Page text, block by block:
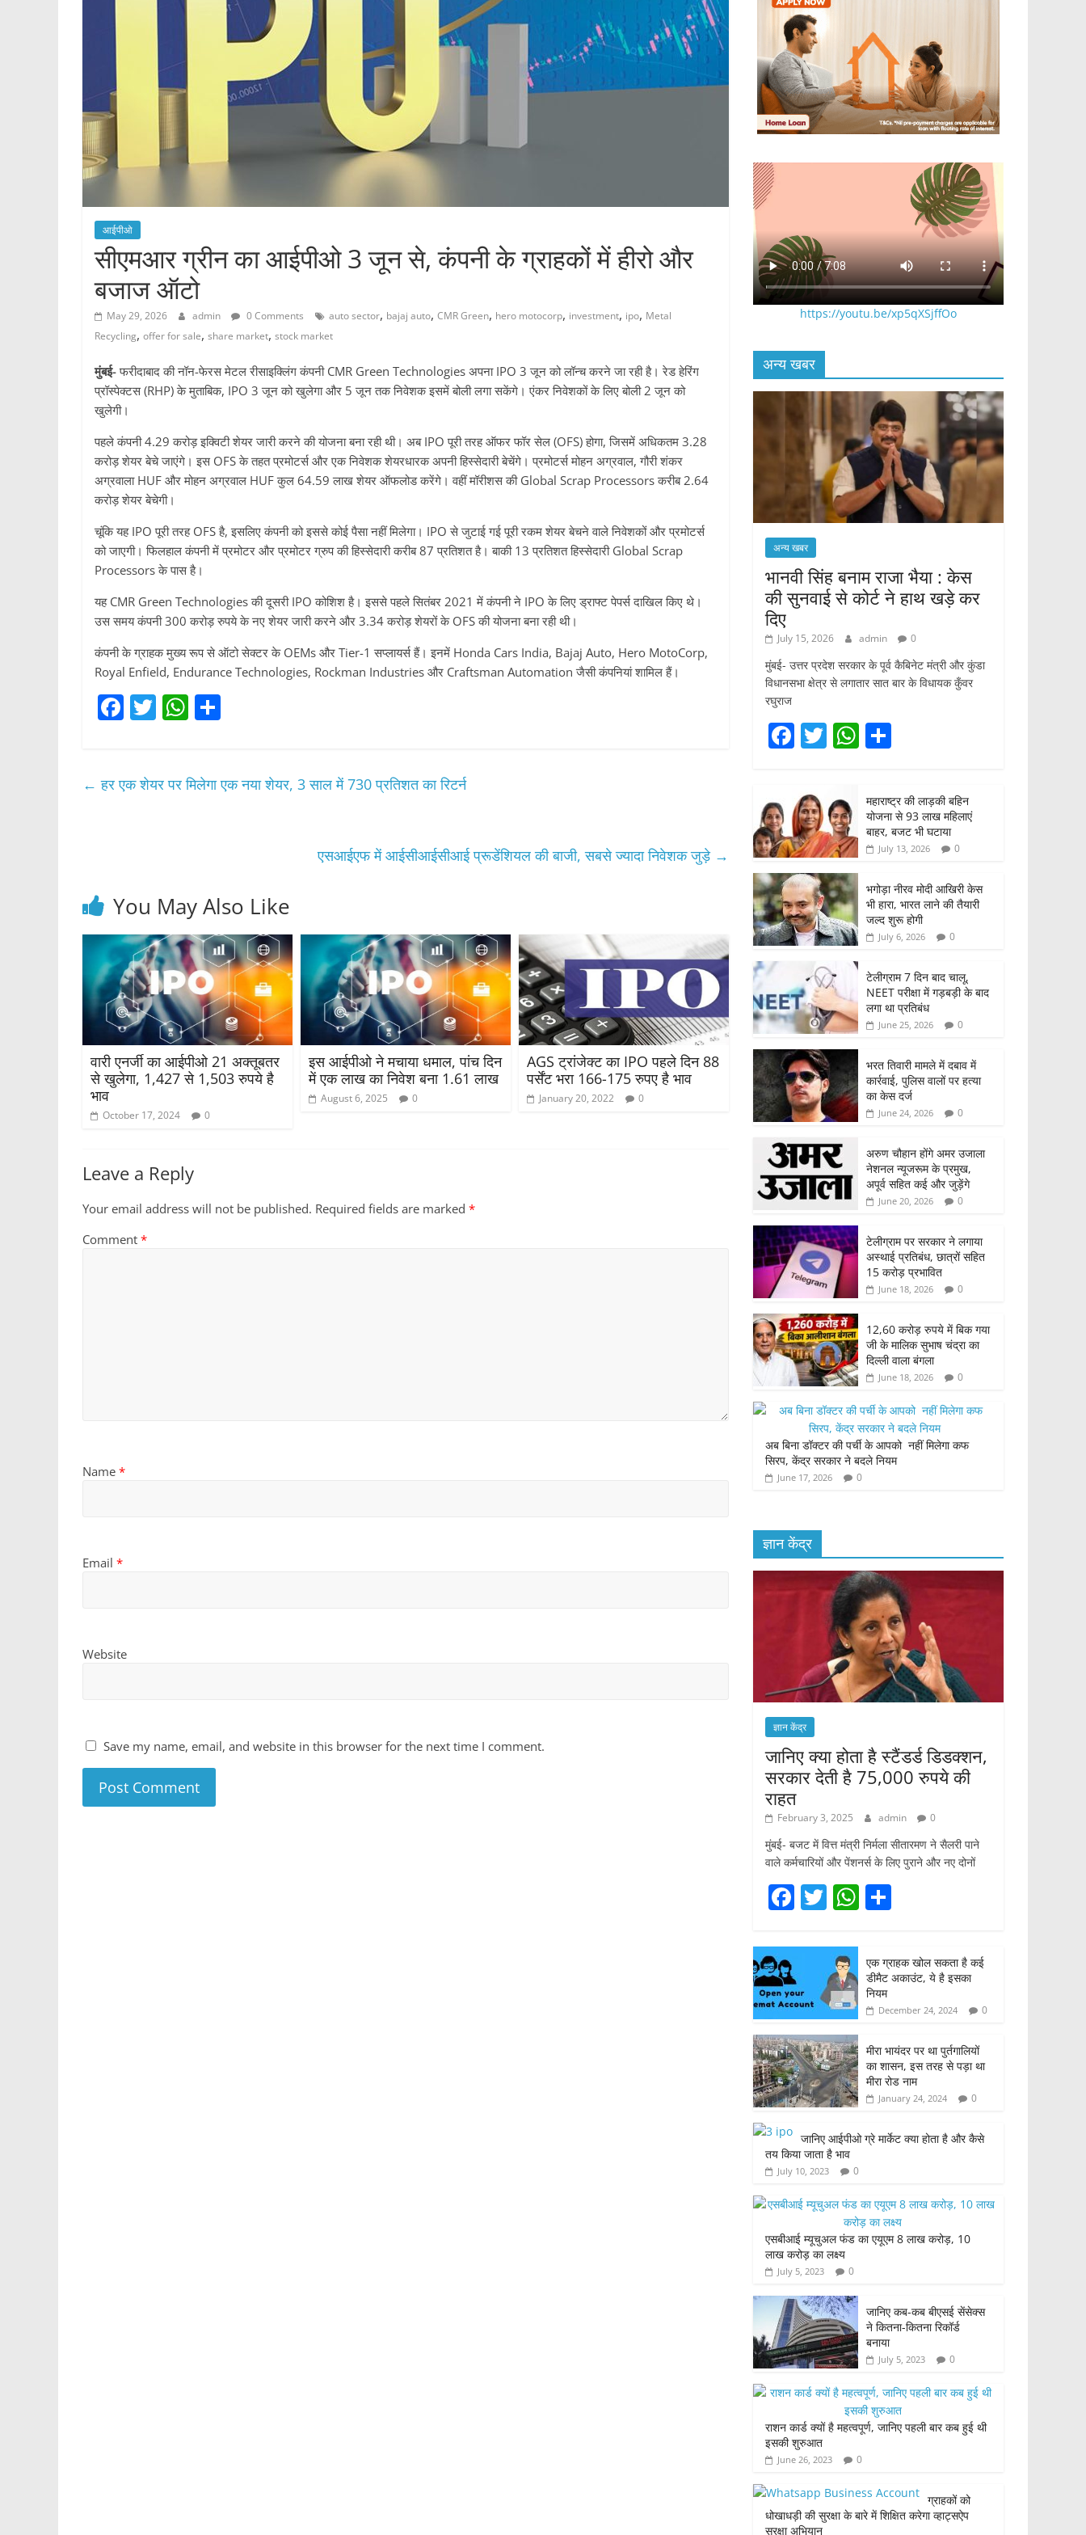
आईपीओ
सीएमआर ग्रीन का आईपीओ 3 जून से, कंपनी के ग्राहकों में हीरो और
बजाज ऑटो
May 29, 2026 admin 0 Comments auto sector, bajaj auto, CMR Green, hero motocorp, investment, ipo, Metal
Recycling, offer for sale, share market, stock market
मुंबई-फरीदाबाद की नॉन-फेरस मेटल रीसाइक्लिंग कंपनी CMR Green Technologies अपना IPO 3 जून को लॉन्च करने जा रही है। रेड हेरिंग
प्रॉस्पेक्टस (RHP) के मुताबिक, IPO 3 जून को खुलेगा और 5 जून तक निवेशक इसमें बोली लगा सकेंगे। एंकर निवेशकों के लिए बोली 2 जून को
खुलेगी।
पहले कंपनी 4.29 करोड़ इक्विटी शेयर जारी करने की योजना बना रही थी। अब IPO पूरी तरह ऑफर फॉर सेल (OFS) होगा, जिसमें अधिकतम 3.28
करोड़ शेयर बेचे जाएंगे। इस OFS के तहत प्रमोटर्स और एक निवेशक शेयरधारक अपनी हिस्सेदारी बेचेंगे। प्रमोटर्स मोहन अग्रवाल, गौरी शंकर
अग्रवाला HUF और मोहन अग्रवाल HUF कुल 64.59 लाख शेयर ऑफलोड करेंगे। वहीं मॉरीशस की Global Scrap Processors करीब 2.64
करोड़ शेयर बेचेगी।
चूंकि यह IPO पूरी तरह OFS है, इसलिए कंपनी को इससे कोई पैसा नहीं मिलेगा। IPO से जुटाई गई पूरी रकम शेयर बेचने वाले निवेशकों और प्रमोटर्स
को जाएगी। फिलहाल कंपनी में प्रमोटर और प्रमोटर ग्रुप की हिस्सेदारी करीब 87 प्रतिशत है। बाकी 13 प्रतिशत हिस्सेदारी Global Scrap
Processors के पास है।
यह CMR Green Technologies की दूसरी IPO कोशिश है। इससे पहले सितंबर 2021 में कंपनी ने IPO के लिए ड्राफ्ट पेपर्स दाखिल किए थे।
उस समय कंपनी 300 करोड़ रुपये के नए शेयर जारी करने और 3.34 करोड़ शेयरों के OFS की योजना बना रही थी।
कंपनी के ग्राहक मुख्य रूप से ऑटो सेक्टर के OEMs और Tier-1 सप्लायर्स हैं। इनमें Honda Cars India, Bajaj Auto, Hero MotoCorp,
Royal Enfield, Endurance Technologies, Rockman Industries और Craftsman Automation जैसी कंपनियां शामिल हैं।
F
e
T
er
W
s e
← हर एक शेयर पर मिलेगा एक नया शेयर, 3 साल में 730 प्रतिशत का रिटर्न
एसआईएफ में आईसीआईसीआई प्रूडेंशियल की बाजी, सबसे ज्यादा निवेशक जुड़े →
You May Also Like
वारी एनर्जी का आईपीओ 21 अक्तूबतर
से खुलेगा, 1,427 से 1,503 रुपये है
भाव
October 17, 2024 0
इस आईपीओ ने मचाया धमाल, पांच दिन
में एक लाख का निवेश बना 1.61 लाख
August 6, 2025 0
AGS ट्रांजेक्ट का IPO पहले दिन 88
पर्सेंट भरा 166-175 रुपए है भाव
January 20, 2022 0
Leave a Reply
Your email address will not be published. Required fields are marked *
Comment *
Name *
Email *
Website
Save my name, email, and website in this browser for the next time I comment.
https://youtu.be/xp5qXSjffOo
अन्य खबर
अन्य खबर
भानवी सिंह बनाम राजा भैया : केस
की सुनवाई से कोर्ट ने हाथ खड़े कर
दिए
July 15, 2026 admin 0
मुंबई- उत्तर प्रदेश सरकार के पूर्व कैबिनेट मंत्री और कुंडा
विधानसभा क्षेत्र से लगातार सात बार के विधायक कुँवर
रघुराज
F
c
e
b
o
o
k
T
er
W
s
A
p
p
ar
e
महाराष्ट्र की लाड़की बहिन
योजना से 93 लाख महिलाएं
बाहर, बजट भी घटाया
July 13, 2026 0
भगोड़ा नीरव मोदी आखिरी केस
भी हारा, भारत लाने की तैयारी
जल्द शुरू होगी
July 6, 2026 0
टेलीग्राम 7 दिन बाद चालू,
NEET परीक्षा में गड़बड़ी के बाद
लगा था प्रतिबंध
June 25, 2026 0
भरत तिवारी मामले में दबाव में
कार्रवाई, पुलिस वालों पर हत्या
का केस दर्ज
June 24, 2026 0
अरुण चौहान होंगे अमर उजाला
नेशनल न्यूजरूम के प्रमुख,
अपूर्व सहित कई और जुड़ेंगे
June 20, 2026 0
टेलीग्राम पर सरकार ने लगाया
अस्थाई प्रतिबंध, छात्रों सहित
15 करोड़ प्रभावित
June 18, 2026 0
12,60 करोड़ रुपये में बिक गया
जी के मालिक सुभाष चंद्रा का
दिल्ली वाला बंगला
June 18, 2026 0
अब बिना डॉक्टर की पर्ची के आपको नहीं मिलेगा कफ
सिरप, केंद्र सरकार ने बदले नियम
June 17, 2026 0
ज्ञान केंद्र
ज्ञान केंद्र
जानिए क्या होता है स्टैंडर्ड डिडक्शन,
सरकार देती है 75,000 रुपये की
राहत
February 3, 2025 admin 0
मुंबई- बजट में वित्त मंत्री निर्मला सीतारमण ने सैलरी पाने
वाले कर्मचारियों और पेंशनर्स के लिए पुराने और नए दोनों
F
c
e
b
o
o
k
T
itt
er
W
s
A
p
p
e
एक ग्राहक खोल सकता है कई
डीमैट अकाउंट, ये है इसका
नियम
December 24, 2024 0
मीरा भायंदर पर था पुर्तगालियों
का शासन, इस तरह से पड़ा था
मीरा रोड नाम
January 24, 2024 0
जानिए आईपीओ ग्रे मार्केट क्या होता है और कैसे
तय किया जाता है भाव
July 10, 2023 0
एसबीआई म्यूचुअल फंड का एयूएम 8 लाख करोड़, 10
लाख करोड़ का लक्ष्य
July 5, 2023 0
जानिए कब-कब बीएसई सेंसेक्स
ने कितना-कितना रिकॉर्ड
बनाया
July 5, 2023 0
राशन कार्ड क्यों है महत्वपूर्ण, जानिए पहली बार कब हुई थी
इसकी शुरुआत
June 26, 2023 0
ग्राहकों को
धोखाधड़ी की सुरक्षा के बारे में शिक्षित करेगा व्हाट्सऐप
सुरक्षा अभियान